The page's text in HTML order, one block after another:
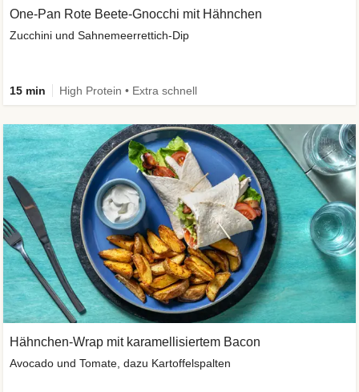
One-Pan Rote Beete-Gnocchi mit Hähnchen
Zucchini und Sahnemeerrettich-Dip
15 min High Protein • Extra schnell
Hähnchen-Wrap mit karamellisiertem Bacon
Avocado und Tomate, dazu Kartoffelspalten